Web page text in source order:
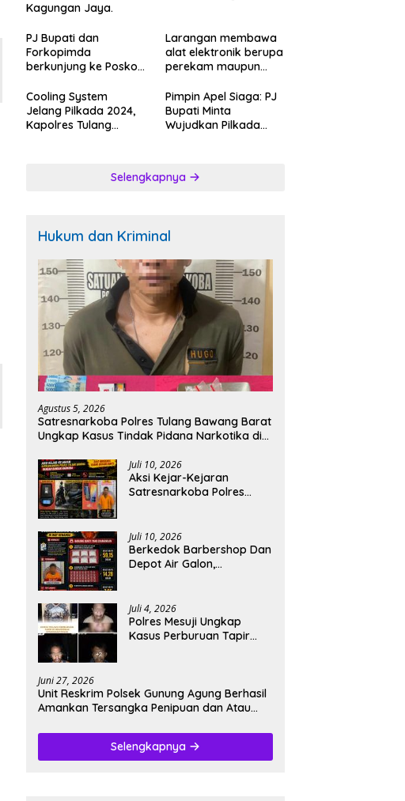
Kagungan Jaya.
PJ Bupati dan
Forkopimda
berkunjung ke Posko
Kotak Kosong:ini
tanggapan Jubir
R2TB.
Larangan membawa
alat elektronik berupa
perekam maupun
mencoblos di bilik
suara.
Cooling System
Jelang Pilkada 2024,
Kapolres Tulang
Bupati dan Posko
Pimpin Apel Siaga: PJ
Bupati Minta
Wujudkan Pilkada
Selengkapnya
Hukum dan Kriminal
Agustus 5, 2026
Satresnarkoba Polres Tulang Bawang Barat
Ungkap Kasus Tindak Pidana Narkotika di
Juli 10, 2026
Aksi Kejar-Kejaran
Satresnarkoba Polres
Di bekuk Saat Berusaha
Buang Barang Bukti.
Juli 10, 2026
Berkedok Barbershop Dan
Depot Air Galon,
Dugaan Gudang Sabu di
Way Kenanga.
Juli 4, 2026
‎Polres Mesuji Ungkap
Kasus Perburuan Tapir
Juni 27, 2026
Unit Reskrim Polsek Gunung Agung Berhasil
Amankan Tersangka Penipuan dan Atau
Selengkapnya